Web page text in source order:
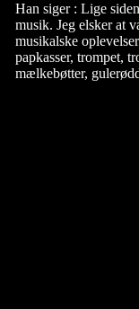
Han siger : Lige
musik. Jeg elsker at
musikalske
papkasser, trompet,
mælkebøtter,